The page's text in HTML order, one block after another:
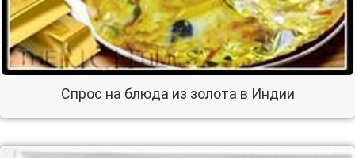
Спрос на блюда из золота в Индии